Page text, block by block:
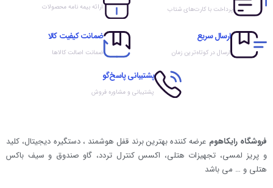
پرداخت با کارت‌های شتاب ارائه بیمه نامه محصولات
ارسال سریع
ارسال در کوتاه‌ترین زمان
ضمانت کیفیت کالا
ضمانت اصالت کالاها
پشتیبانی پاسخ‌گو
پشتیبانی و مشاوره فروش
فروشگاه رایکاهوم عرضه کننده بهترین برند قفل هوشمند ، دستگیره دیجیتال، کلید
و پریز لمسی، تجهیزات هتلی، اکسس کنترل تردد، گاو صندوق و سیف باکس
هتلی و … می باشد